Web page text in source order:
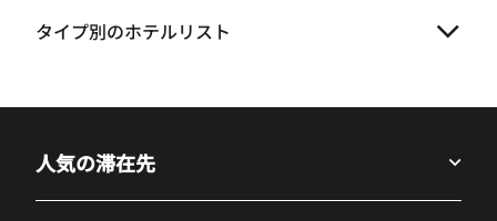
タイプ別のホテルリスト
人気の滞在先